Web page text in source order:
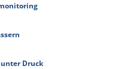
Druck